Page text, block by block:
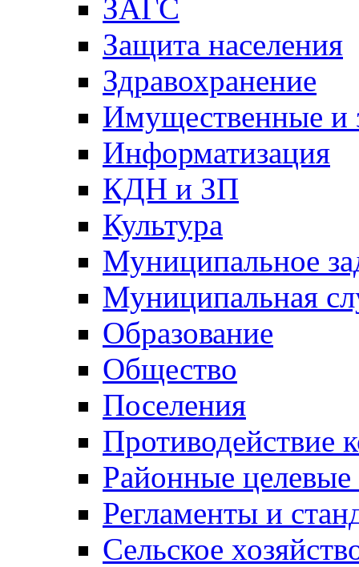
ЗАГС
Защита населения
Здравохранение
Имущественные и
Информатизация
КДН и ЗП
Культура
Муниципальное
Муниципальная
Образование
Общество
Поселения
Противодействие
Районные
Регламенты и
Сельское